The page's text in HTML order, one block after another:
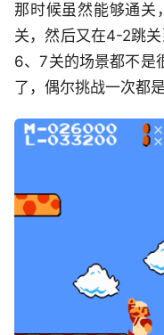
那时候虽然能够通关
关，然后又在4-2跳关
6、7关的场景都不是
了，偶尔挑战一次都